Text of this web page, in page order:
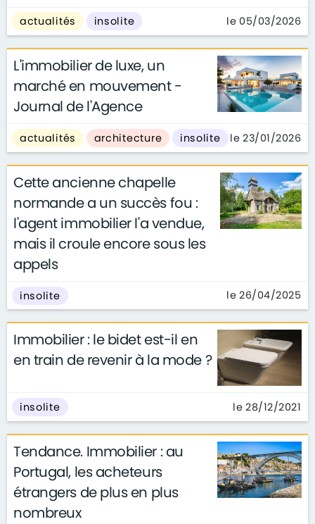
actualités insolite le 05/03/2026
L'immobilier de luxe, un
marché en mouvement -
Journal de l'Agence
actualités architecture insolite le 23/01/2026
Cette ancienne chapelle
normande a un succès fou :
l'agent immobilier l'a vendue,
mais il croule encore sous les
appels
insolite le 26/04/2025
Immobilier : le bidet est-il en
en train de revenir à la mode ?
insolite le 28/12/2021
Tendance. Immobilier : au
Portugal, les acheteurs
étrangers de plus en plus
nombreux